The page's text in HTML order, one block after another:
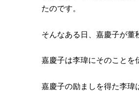
たのです。
そんなある日、嘉慶子が董
嘉慶子は李瑋にそのことを
嘉慶子の励ましを得た李瑋